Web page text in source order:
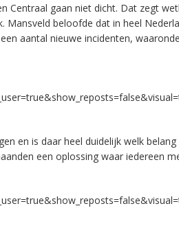
Centraal gaan niet dicht. Dat zegt
Mansveld beloofde dat in heel
aantal nieuwe incidenten,
en is daar heel duidelijk welk
een oplossing waar iedereen